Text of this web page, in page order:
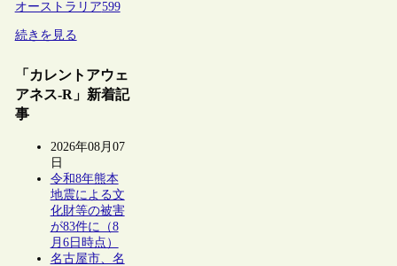
オーストラリア599
続きを見る
「カレントアウェ
アネス-R」新着記
事
2026年08月07
日
令和8年熊本
地震による文
化財等の被害
が83件に（8
月6日時点）
名古屋市、名